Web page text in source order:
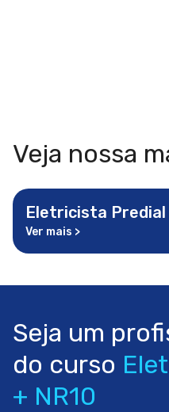
Veja nossa
Eletricista Predial
Ver mais >
Seja um
do curso
+ NR10